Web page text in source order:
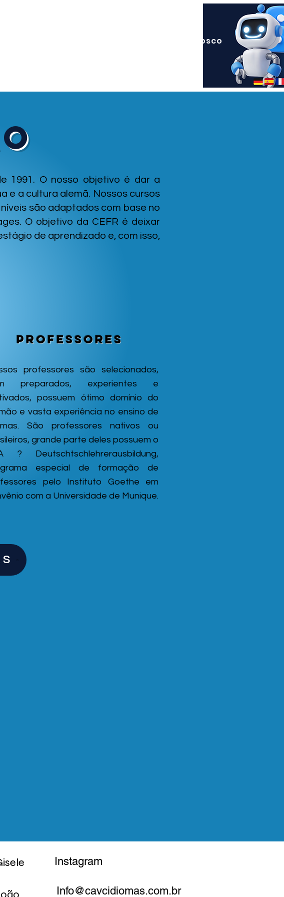
Fale Conosco
1991. O nosso objetivo é dar a
e a cultura alemã. Nossos cursos
são adaptados com base no
O objetivo da CEFR é deixar
de aprendizado e, com isso,
Professores
professores são selecionados,
preparados, experientes e
possuem ótimo domínio do
e vasta experiência no ensino de
São professores nativos ou
grande parte deles possuem o
? Deutschtschlehrerausbildung,
especial de formação de
pelo Instituto Goethe em
com a Universidade de Munique.
Instagram
Info@cavcidiomas.com.br